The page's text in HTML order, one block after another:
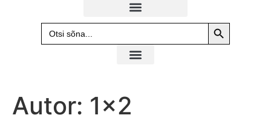
Search
for:
Search
Autor: 1x2